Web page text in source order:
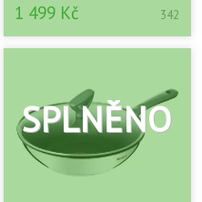
1 499 Kč 342